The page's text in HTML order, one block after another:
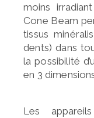
moins irradiant
Cone Beam
tissus
dents)dans
la possibilité
en 3
Les